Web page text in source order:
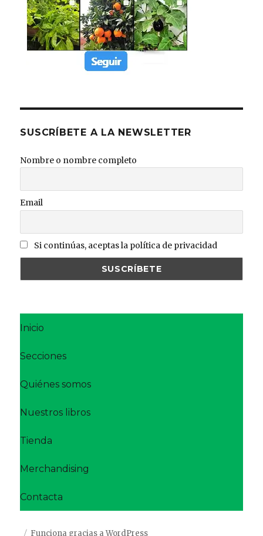
SUSCRÍBETE A LA NEWSLETTER
Nombre o nombre completo
Email
Si continúas, aceptas la política de privacidad
Inicio
Secciones
Quiénes somos
Nuestros libros
Tienda
Merchandising
Contacta
Funciona gracias a WordPress